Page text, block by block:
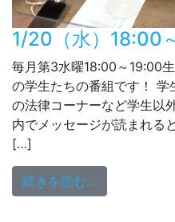
1/20（水）18:00
毎月第3水曜18:00～19:00
の学生たちの番組です！
の法律コーナーなど学生以
内でメッセージが読まれる
[…]
続きを読む…